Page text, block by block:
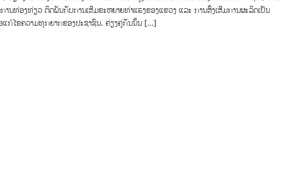
ານທ່ອງທ່ຽວ ຕິດພັນກັບການເສີມຂະຫຍາຍທ່າແຮງຂອງແຂວງ ແລະ ການສົ່ງເສີມການຜະລິດເປັນ
ແກ້ໄຂຄວາມທຸກຍາກຂອງປະຊາຊົນ. ຄ່ຽງຄູ່ກັນນັ້ນ […]